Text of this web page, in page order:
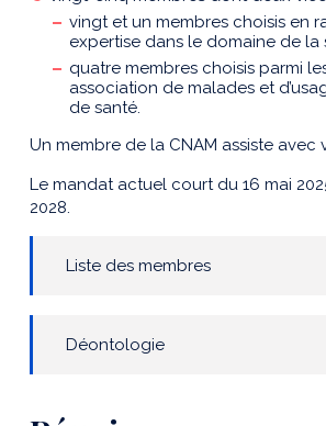
vingt et un membres choisis en
expertise dans le domaine de la
quatre membres choisis parmi
association de malades et
de santé.
Un membre de la CNAM assiste avec
Le mandat actuel court du 16 mai
2028.
Liste des membres
Déontologie